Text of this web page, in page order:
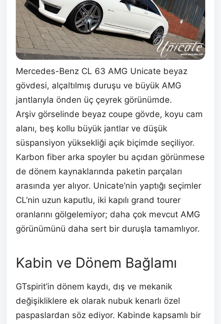
Mercedes-Benz CL 63 AMG Unicate beyaz
gövdesi, alçaltılmış duruşu ve büyük AMG
jantlarıyla önden üç çeyrek görünümde.
Arşiv görselinde beyaz coupe gövde, koyu cam
alanı, beş kollu büyük jantlar ve düşük
süspansiyon yüksekliği açık biçimde seçiliyor.
Karbon fiber arka spoyler bu açıdan görünmese
de dönem kaynaklarında paketin parçaları
arasında yer alıyor. Unicate’nin yaptığı seçimler
CL’nin uzun kaputlu, iki kapılı grand tourer
oranlarını gölgelemiyor; daha çok mevcut AMG
görünümünü daha sert bir duruşla tamamlıyor.
Kabin ve Dönem Bağlamı
GTspirit’in dönem kaydı, dış ve mekanik
değişikliklere ek olarak nubuk kenarlı özel
paspaslardan söz ediyor. Kabinde kapsamlı bir